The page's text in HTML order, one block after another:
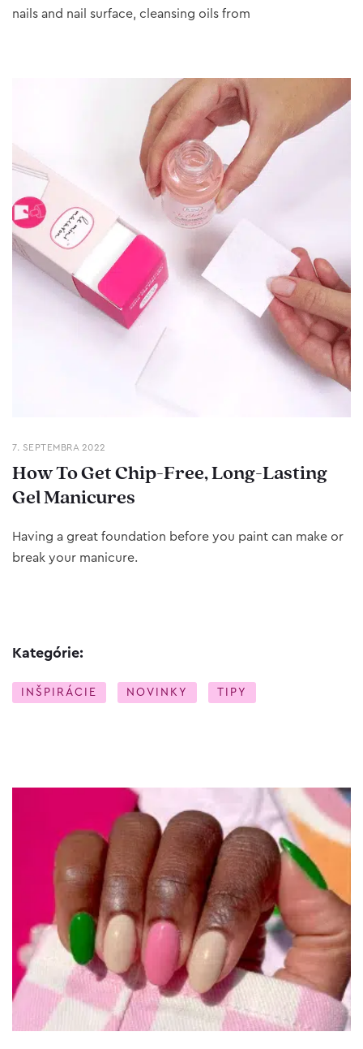
nails and nail surface, cleansing oils from
7. SEPTEMBRA 2022
How To Get Chip-Free, Long-Lasting
Gel Manicures
Having a great foundation before you paint can make or
break your manicure.
Kategórie:
INŠPIRÁCIE NOVINKY TIPY